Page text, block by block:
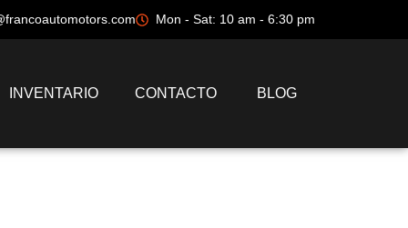
Mon - Sat: 10 am - 6:30 pm
INVENTARIO CONTACTO BLOG